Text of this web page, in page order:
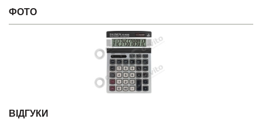
ФОТО
ВІДГУКИ